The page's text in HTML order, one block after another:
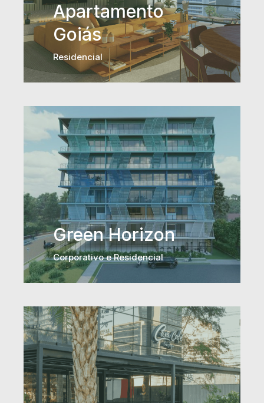
Apartamento
Goiás
Residencial
Green Horizon
Corporativo e Residencial